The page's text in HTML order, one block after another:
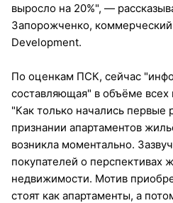
выросло на 20%", —
Запорожченко,
Development.
По оценкам ПСК, сейчас
составляющая" в объёме всех
"Как только начались
признании апартаментов
возникла моментально.
покупателей о перспективах
недвижимости. Мотив
стоят как апартаменты, а